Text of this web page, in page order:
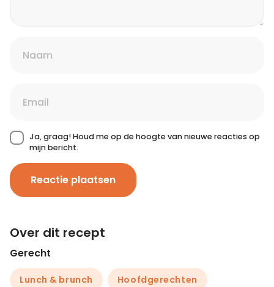
Ja, graag! Houd me op de hoogte van nieuwe reacties op
mijn bericht.
Reactie plaatsen
Over dit recept
Gerecht
Lunch & brunch Hoofdgerechten